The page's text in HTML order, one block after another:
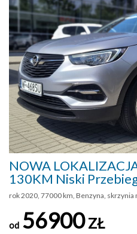
NOWA
130KM Niski
rok 2020, 77000 km, Benzyna, skrzynia
od 56900ZŁ